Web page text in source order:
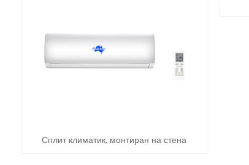
Сплит климатик, монтиран на стена